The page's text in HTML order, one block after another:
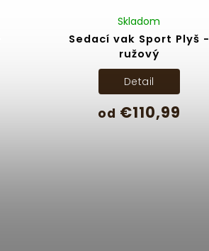
Sedací vak Sport Plyš -
ružový
Skladom
od €110,99
Detail